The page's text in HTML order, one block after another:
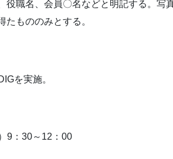
役職名、会員〇名などと明記する。
もののみとする。
を実施。
9：30～12：00